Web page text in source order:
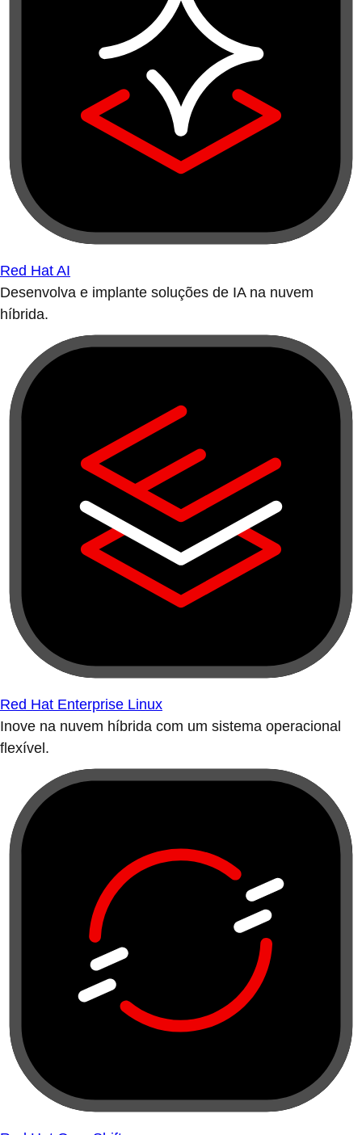
Red Hat AI
Desenvolva e implante soluções de IA na nuvem
híbrida.
Red Hat Enterprise Linux
Inove na nuvem híbrida com um sistema operacional
flexível.